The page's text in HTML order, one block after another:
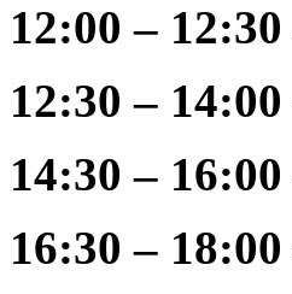
12:00 – 12:30
12:30 – 14:00
14:30 – 16:00
16:30 – 18:00